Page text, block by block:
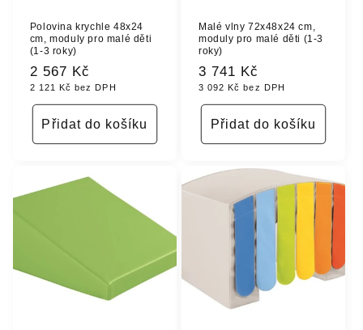
Polovina krychle 48x24
cm, moduly pro malé děti
(1-3 roky)
Běžná
cena
2 567 Kč
2 121 Kč bez DPH
Přidat do košíku
Malé vlny 72x48x24 cm,
moduly pro malé děti (1-3
roky)
Běžná
cena
3 741 Kč
3 092 Kč bez DPH
Přidat do košíku